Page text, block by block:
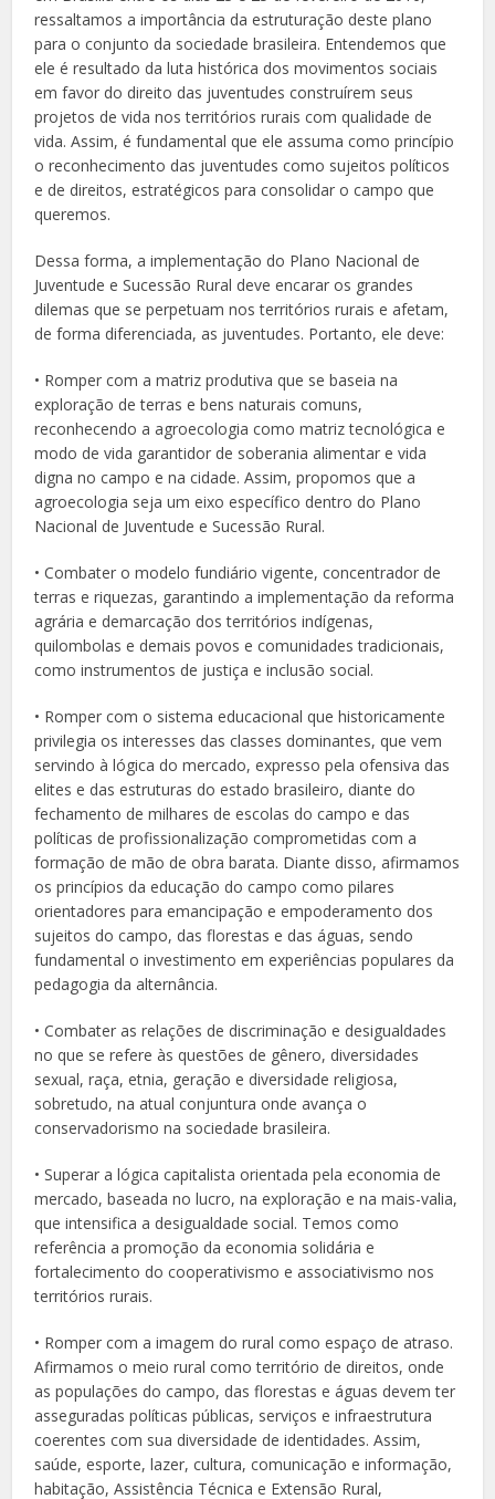
ressaltamos a importância da estruturação deste plano
para o conjunto da sociedade brasileira. Entendemos que
ele é resultado da luta histórica dos movimentos sociais
em favor do direito das juventudes construírem seus
projetos de vida nos territórios rurais com qualidade de
vida. Assim, é fundamental que ele assuma como princípio
o reconhecimento das juventudes como sujeitos políticos
e de direitos, estratégicos para consolidar o campo que
queremos.
Dessa forma, a implementação do Plano Nacional de
Juventude e Sucessão Rural deve encarar os grandes
dilemas que se perpetuam nos territórios rurais e afetam,
de forma diferenciada, as juventudes. Portanto, ele deve:
• Romper com a matriz produtiva que se baseia na
exploração de terras e bens naturais comuns,
reconhecendo a agroecologia como matriz tecnológica e
modo de vida garantidor de soberania alimentar e vida
digna no campo e na cidade. Assim, propomos que a
agroecologia seja um eixo específico dentro do Plano
Nacional de Juventude e Sucessão Rural.
• Combater o modelo fundiário vigente, concentrador de
terras e riquezas, garantindo a implementação da reforma
agrária e demarcação dos territórios indígenas,
quilombolas e demais povos e comunidades tradicionais,
como instrumentos de justiça e inclusão social.
• Romper com o sistema educacional que historicamente
privilegia os interesses das classes dominantes, que vem
servindo à lógica do mercado, expresso pela ofensiva das
elites e das estruturas do estado brasileiro, diante do
fechamento de milhares de escolas do campo e das
políticas de profissionalização comprometidas com a
formação de mão de obra barata. Diante disso, afirmamos
os princípios da educação do campo como pilares
orientadores para emancipação e empoderamento dos
sujeitos do campo, das florestas e das águas, sendo
fundamental o investimento em experiências populares da
pedagogia da alternância.
• Combater as relações de discriminação e desigualdades
no que se refere às questões de gênero, diversidades
sexual, raça, etnia, geração e diversidade religiosa,
sobretudo, na atual conjuntura onde avança o
conservadorismo na sociedade brasileira.
• Superar a lógica capitalista orientada pela economia de
mercado, baseada no lucro, na exploração e na mais-valia,
que intensifica a desigualdade social. Temos como
referência a promoção da economia solidária e
fortalecimento do cooperativismo e associativismo nos
territórios rurais.
• Romper com a imagem do rural como espaço de atraso.
Afirmamos o meio rural como território de direitos, onde
as populações do campo, das florestas e águas devem ter
asseguradas políticas públicas, serviços e infraestrutura
coerentes com sua diversidade de identidades. Assim,
saúde, esporte, lazer, cultura, comunicação e informação,
habitação, Assistência Técnica e Extensão Rural,